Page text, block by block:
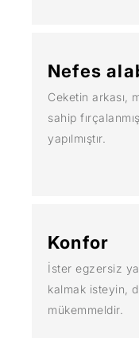
Nefes
Ceketin arkası,
sahip
yapılmıştır.
Konfor
İster egzersiz
kalmak isteyin,
mükemmeldir.